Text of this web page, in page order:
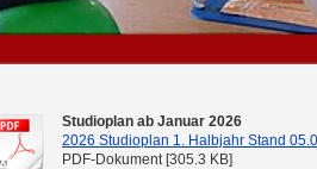
Studioplan ab Januar 2026
2026 Studioplan 1. Halbjahr Stand
PDF-Dokument [305.3 KB]